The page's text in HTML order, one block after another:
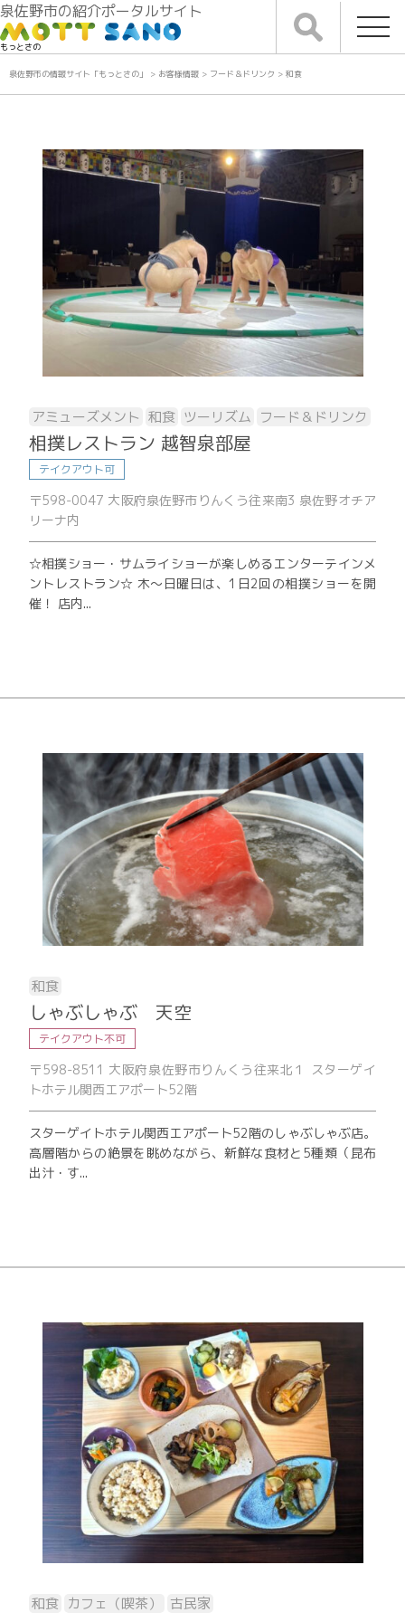
泉佐野市の紹介ポータルサイト
もっとさの
泉佐野市の情報サイト「もっとさの」 > お客様情報 > フード＆ドリンク > 和食
アミューズメント 和食 ツーリズム フード＆ドリンク
相撲レストラン 越智泉部屋
テイクアウト可
〒598-0047 大阪府泉佐野市りんくう往来南3 泉佐野オチア
リーナ内
☆相撲ショー・サムライショーが楽しめるエンターテインメ
ントレストラン☆ 木～日曜日は、1日2回の相撲ショーを開
催！ 店内...
和食
しゃぶしゃぶ 天空
テイクアウト不可
〒598-8511 大阪府泉佐野市りんくう往来北１ スターゲイ
トホテル関西エアポート52階
スターゲイトホテル関西エアポート52階のしゃぶしゃぶ店。
高層階からの絶景を眺めながら、新鮮な食材と5種類（昆布
出汁・す...
和食 カフェ（喫茶） 古民家